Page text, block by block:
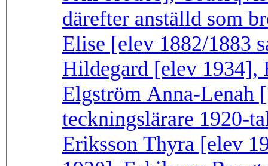
därefter anställd som
Elise [elev 1882/1883
Hildegard [elev 1934],
Elgström Anna-Lenah
teckningslärare 1920-
Eriksson Thyra [elev